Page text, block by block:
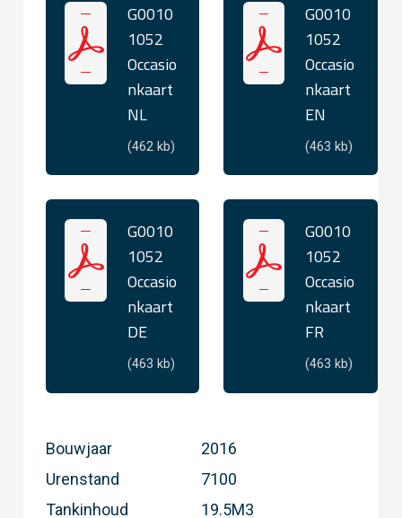
G0010
1052
Occasio
nkaart
NL
(462 kb)
G0010
1052
Occasio
nkaart
EN
(463 kb)
G0010
1052
Occasio
nkaart
DE
(463 kb)
G0010
1052
Occasio
nkaart
FR
(463 kb)
Bouwjaar
2016
Urenstand
7100
Tankinhoud
19.5M3